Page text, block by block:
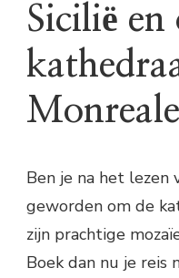
Sicilië en
Ben je na het
geworden om de
zijn prachtige
Boek dan nu je reis